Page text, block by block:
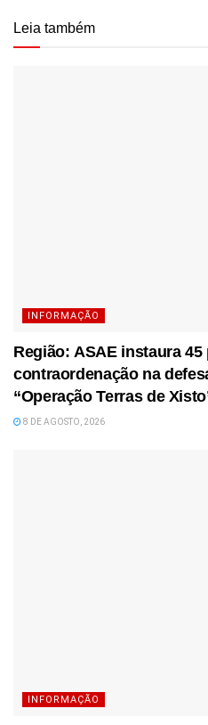
Leia também
INFORMAÇÃO
Região: ASAE instaura
contraordenação na
“Operação Terras de
8 DE AGOSTO, 2026
INFORMAÇÃO